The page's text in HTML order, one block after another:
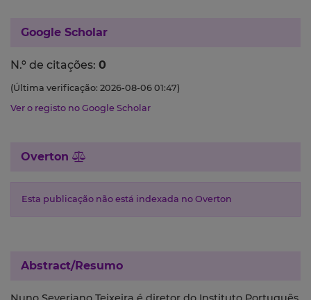
Google Scholar
N.º de citações: 0
(Última verificação: 2026-08-06 01:47)
Ver o registo no Google Scholar
Overton
Esta publicação não está indexada no Overton
Abstract/Resumo